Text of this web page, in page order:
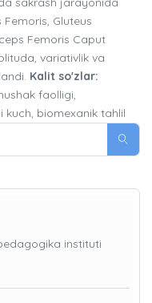
Gluteus
Femoris Caput
variativlik va
Kalit so'zlar:
faolligi,
biomexanik tahlil
instituti